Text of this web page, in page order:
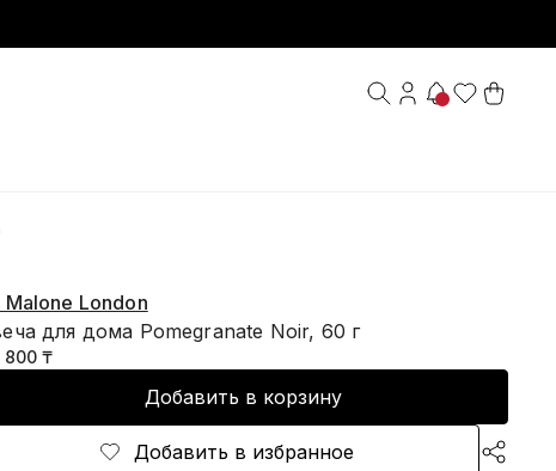
Malone London
для дома Pomegranate Noir, 60 г
800 ₸
Добавить в корзину
Добавить в избранное